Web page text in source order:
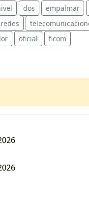
dos empalmar
redes
oficial ficom